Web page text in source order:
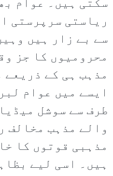
ریاستی سرپرستی
سے بے زار ہیں
محرومیوں کا جز
مذہب ہی کے
ایسے میں عوام
طرف سے سوشل
والے مذہب مخالف
مذہبی قوتوں کا
ہیں۔ اسی لیے